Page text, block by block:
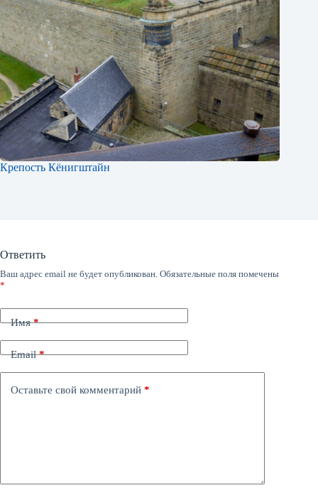
Крепость Кёнигштайн
Ответить
Ваш адрес email не будет опубликован. Обязательные поля помечены
*
Имя*
Email*
Оставьте свой комментарий *